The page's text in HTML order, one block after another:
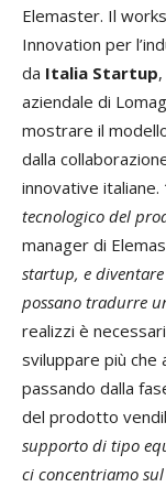
Elemaster. Il
Innovation per
da Italia Startup
aziendale di
mostrare il
dalla
innovative italiane.
tecnologico del
manager di
startup, e
possano tradurre
realizzi è
sviluppare più
passando dalla
del prodotto
supporto di tipo
ci concentriamo